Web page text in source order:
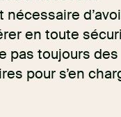
en toute
pas toujours des
pour s’en